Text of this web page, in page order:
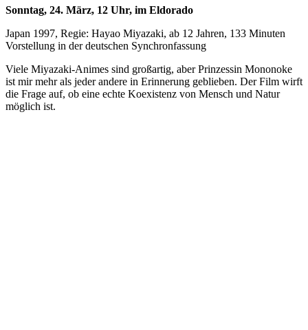
Sonntag, 24. März, 12 Uhr, im Eldorado
Japan 1997, Regie: Hayao Miyazaki, ab 12 Jahren, 133 Minuten
Vorstellung in der deutschen Synchronfassung
Viele Miyazaki-Animes sind großartig, aber Prinzessin Mononoke
ist mir mehr als jeder andere in Erinnerung geblieben. Der Film wirft
die Frage auf, ob eine echte Koexistenz von Mensch und Natur
möglich ist.